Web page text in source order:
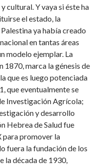
cultural. Y vaya si éste ha
el estado, la
ya había creado
en tantas áreas
modelo ejemplar. La
1870, marca la génesis de
que es luego potenciada
que eventualmente se
Investigación Agrícola;
y desarrollo
Hebrea de Salud fue
para promover la
fuera la fundación de los
década de 1930,